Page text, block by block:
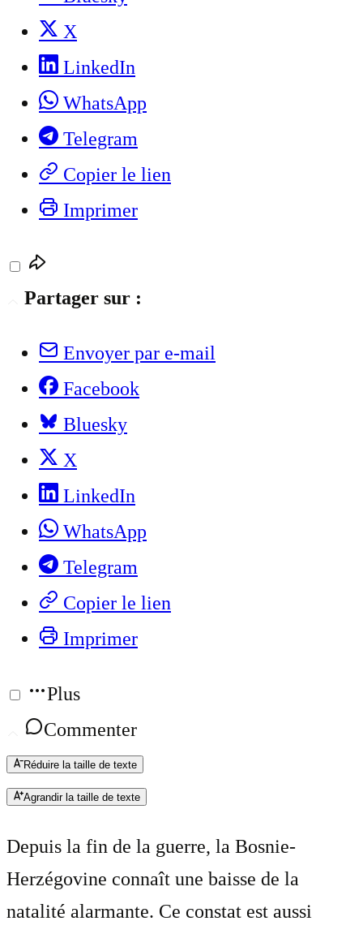
X
LinkedIn
WhatsApp
Telegram
Copier le lien
Imprimer
Partager sur :
Envoyer par e-mail
Facebook
Bluesky
X
LinkedIn
WhatsApp
Telegram
Copier le lien
Imprimer
Plus
Commenter
Réduire la taille de texte
Agrandir la taille de texte
Depuis la fin de la guerre, la Bosnie-
Herzégovine connaît une baisse de la
natalité alarmante. Ce constat est aussi